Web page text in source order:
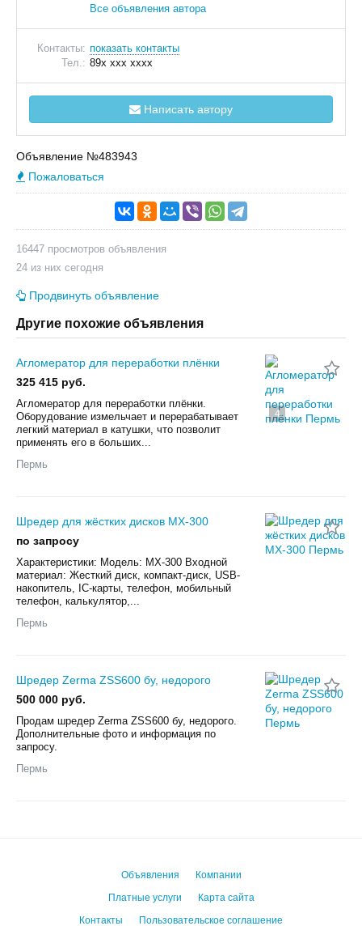
Все объявления автора
Контакты: показать контакты
Тел.: 89x xxx xxxx
Написать автору
Объявление №483943
Пожаловаться
16447 просмотров объявления
24 из них сегодня
Продвинуть объявление
Другие похожие объявления
4
Агломератор для переработки плёнки
325 415 руб.
Агломератор для переработки плёнки.
Оборудование измельчает и перерабатывает
легкий материал в катушки, что позволит
применять его в больших...
Пермь
Шредер для жёстких дисков MX-300
по запросу
Характеристики: Модель: MX-300 Входной
материал: Жесткий диск, компакт-диск, USB-
накопитель, IC-карты, телефон, мобильный
телефон, калькулятор,...
Пермь
Шредер Zerma ZSS600 бу, недорого
500 000 руб.
Продам шредер Zerma ZSS600 бу, недорого.
Дополнительные фото и информация по
запросу.
Пермь
Объявления
Компании
Платные услуги
Карта сайта
Контакты
Пользовательское соглашение